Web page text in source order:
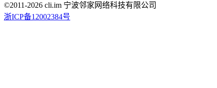
©2011-2026 cli.im 宁波邻家网络科技有限公司
浙ICP备12002384号